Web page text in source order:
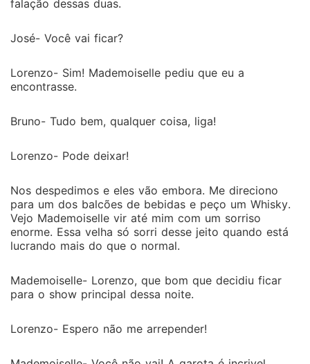
falação dessas duas.
José- Você vai ficar?
Lorenzo- Sim! Mademoiselle pediu que eu a
encontrasse.
Bruno- Tudo bem, qualquer coisa, liga!
Lorenzo- Pode deixar!
Nos despedimos e eles vão embora. Me direciono
para um dos balcões de bebidas e peço um Whisky.
Vejo Mademoiselle vir até mim com um sorriso
enorme. Essa velha só sorri desse jeito quando está
lucrando mais do que o normal.
Mademoiselle- Lorenzo, que bom que decidiu ficar
para o show principal dessa noite.
Lorenzo- Espero não me arrepender!